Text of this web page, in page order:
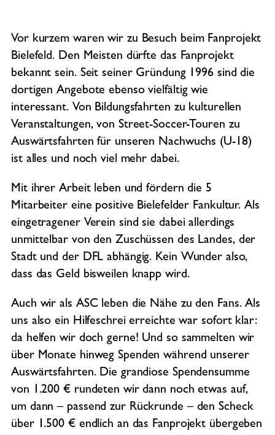
Vor kurzem waren wir zu Besuch beim Fanprojekt
Bielefeld. Den Meisten dürfte das Fanprojekt
bekannt sein. Seit seiner Gründung 1996 sind die
dortigen Angebote ebenso vielfältig wie
interessant. Von Bildungsfahrten zu kulturellen
Veranstaltungen, von Street-Soccer-Touren zu
Auswärtsfahrten für unseren Nachwuchs (U-18)
ist alles und noch viel mehr dabei.
Mit ihrer Arbeit leben und fördern die 5
Mitarbeiter eine positive Bielefelder Fankultur. Als
eingetragener Verein sind sie dabei allerdings
unmittelbar von den Zuschüssen des Landes, der
Stadt und der DFL abhängig. Kein Wunder also,
dass das Geld bisweilen knapp wird.
Auch wir als ASC leben die Nähe zu den Fans. Als
uns also ein Hilfeschrei erreichte war sofort klar:
da helfen wir doch gerne! Und so sammelten wir
über Monate hinweg Spenden während unserer
Auswärtsfahrten. Die grandiose Spendensumme
von 1.200 € rundeten wir dann noch etwas auf,
um dann – passend zur Rückrunde – den Scheck
über 1.500 € endlich an das Fanprojekt übergeben